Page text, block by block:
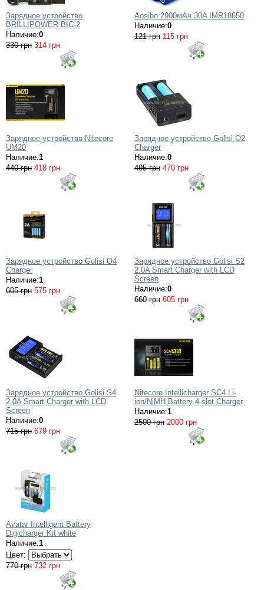
Зарядное устройство
BRILLIPOWER BIC-2
Наличие:0
330 грн 314 грн
Aosibo 2900мАч 30A IMR18650
Наличие:0
121 грн 115 грн
Зарядное устройство Nitecore
UM20
Наличие:1
440 грн 418 грн
Зарядное устройство Golisi O2
Charger
Наличие:0
495 грн 470 грн
Зарядное устройство Golisi O4
Charger
Наличие:1
605 грн 575 грн
Зарядное устройство Golisi S2
2.0A Smart Charger with LCD
Screen
Наличие:0
660 грн 605 грн
Зарядное устройство Golisi S4
2.0A Smart Charger with LCD
Screen
Наличие:0
715 грн 679 грн
Nitecore Intellicharger SC4 Li-
ion/NiMH Battery 4-slot Charger
Наличие:1
2500 грн 2000 грн
Avatar Intelligent Battery
Digicharger Kit white
Наличие:1
Цвет:
770 грн 732 грн